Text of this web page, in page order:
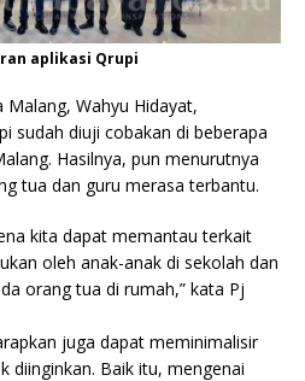
aplikasi Qrupi
Wahyu Hidayat,
sudah diuji cobakan di beberapa
Hasilnya, pun menurutnya
tua dan guru merasa terbantu.
kita dapat memantau terkait
oleh anak-anak di sekolah dan
orang tua di rumah,” kata Pj
juga dapat meminimalisir
diinginkan. Baik itu, mengenai